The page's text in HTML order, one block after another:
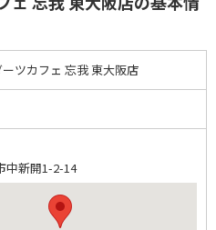
ツカフェ 忘我 東大阪店
中新開1-2-14